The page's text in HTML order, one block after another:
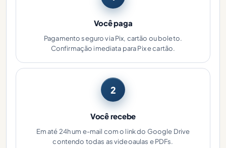
Você paga
Pagamento seguro via Pix, cartão ou boleto.
Confirmação imediata para Pix e cartão.
2
Você recebe
Em até 24h um e-mail com o link do Google Drive
contendo todas as videoaulas e PDFs.